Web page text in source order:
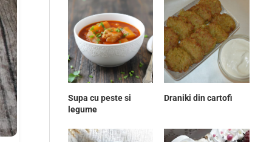
Supa cu peste si
legume
Draniki din cartofi